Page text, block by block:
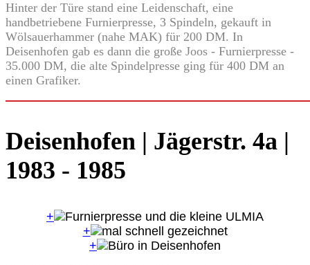
Hinter der Türe stand eine Leidenschaft, eine
handbetriebene Furnierpresse, 3 Spindeln, gekauft in
Wölsauerhammer (nahe MAK) für 200 DM. In
Deisenhofen gab es dann die große Joos - Furnierpresse -
35.000 DM, die alte Spindelpresse ging für 400 DM an
einen Grafiker.
Deisenhofen | Jägerstr. 4a |
1983 - 1985
+
+
+